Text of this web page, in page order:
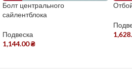
Болт центрального
сайлентблока
Подвеска
1,144.00₴